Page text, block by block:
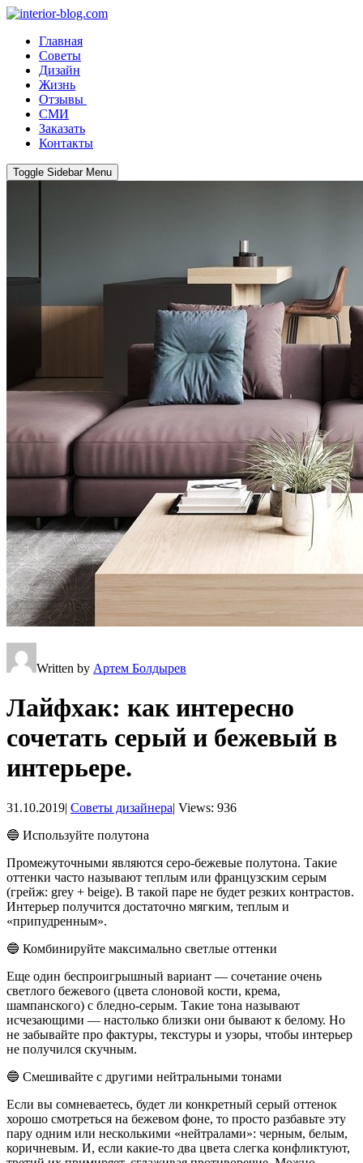
Главная
Советы
Дизайн
Жизнь
Отзывы
СМИ
Заказать
Контакты
Toggle Sidebar Menu
Written by Артем Болдырев
Лайфхак: как интересно
сочетать серый и бежевый в
интерьере.
31.10.2019| Советы дизайнера| Views: 936
🔵 Используйте полутона
Промежуточными являются серо-бежевые полутона. Такие
оттенки часто называют теплым или французским серым
(грейж: grey + beige). В такой паре не будет резких контрастов.
Интерьер получится достаточно мягким, теплым и
«припудренным».
🔵 Комбинируйте максимально светлые оттенки
Еще один беспроигрышный вариант — сочетание очень
светлого бежевого (цвета слоновой кости, крема,
шампанского) с бледно-серым. Такие тона называют
исчезающими — настолько близки они бывают к белому. Но
не забывайте про фактуры, текстуры и узоры, чтобы интерьер
не получился скучным.
🔵 Смешивайте с другими нейтральными тонами
Если вы сомневаетесь, будет ли конкретный серый оттенок
хорошо смотреться на бежевом фоне, то просто разбавьте эту
пару одним или несколькими «нейтралами»: черным, белым,
коричневым. И, если какие-то два цвета слегка конфликтуют,